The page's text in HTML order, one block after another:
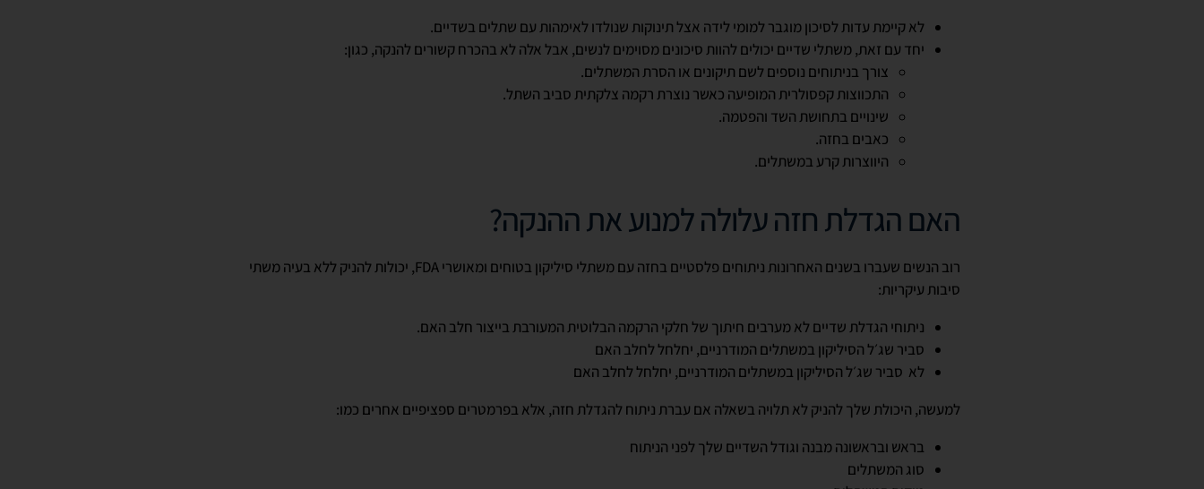
לא קיימת עדות לסיכון מוגבר למומי לידה אצל תינוקות שנולדו לאימהות עם שתלים בשדיים.
יחד עם זאת, משתלי שדיים יכולים להוות סיכונים מסוימים לנשים, אבל אלה לא בהכרח קשורים להנקה, כגון:
צורך בניתוחים נוספים לשם תיקונים או הסרת המשתלים.
התכווצות קפסולרית המופיעה כאשר נוצרת רקמה צלקתית סביב השתל.
שינויים בתחושת השד והפטמה.
כאבים בחזה.
היווצרות קרע במשתלים.
האם הגדלת חזה עלולה למנוע את ההנקה?
רוב הנשים שעברו בשנים האחרונות ניתוחים פלסטיים בחזה עם משתלי סיליקון בטוחים ומאושריFDA, יכולות להניק ללא בעיה משתי
סיבות עיקריות:
ניתוחי הגדלת שדיים לא מערבים חיתוך של חלקי הרקמה הבלוטית המעורבת בייצור חלב האם.
סביר שג׳ל הסיליקון במשתלים המודרניים, יחלחל לחלב האם
לא סביר שג׳ל הסיליקון במשתלים המודרניים, יחלחל לחלב האם
למעשה, היכולת שלך להניק לא תלויה בשאלה אם עברת ניתוח להגדלת חזה, אלא בפרמטרים ספציפיים אחרים כמו:
בראש ובראשונה מבנה וגודל השדיים שלך לפני הניתוח
סוג המשתלים